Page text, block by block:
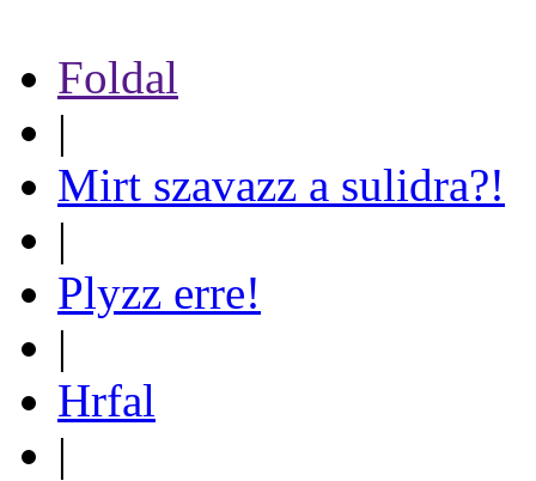
Foldal
|
Mirt szavazz a sulidra?!
|
Plyzz erre!
|
Hrfal
|